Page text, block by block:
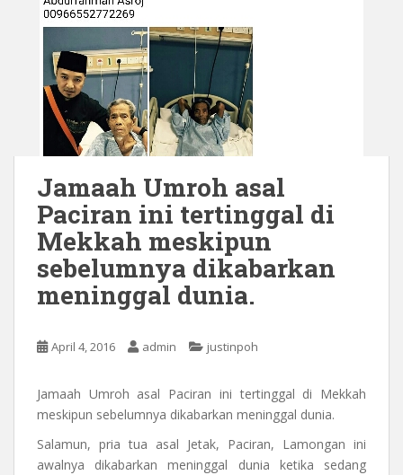
Jamaah Umroh asal
Paciran ini tertinggal di
Mekkah meskipun
sebelumnya dikabarkan
meninggal dunia.
April 4, 2016 admin justinpoh
Jamaah Umroh asal Paciran ini tertinggal di Mekkah
meskipun sebelumnya dikabarkan meninggal dunia.
Salamun, pria tua asal Jetak, Paciran, Lamongan ini
awalnya dikabarkan meninggal dunia ketika sedang